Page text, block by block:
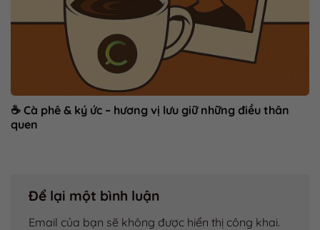
☕ Cà phê & ký ức – hương vị lưu giữ những điều thân
quen
Để lại một bình luận
Email của bạn sẽ không được hiển thị công khai.